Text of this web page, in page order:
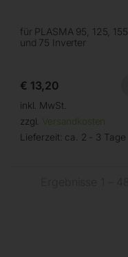
für PLASMA 95, 125, 155
und 75 Inverter
€ 13,20
inkl. MwSt.
zzgl. Versandkosten
Lieferzeit: ca. 2 - 3 Tage